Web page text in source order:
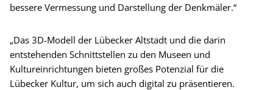
bessere Vermessung und Darstellung der Denkmäler.“
„Das 3D-Modell der Lübecker Altstadt und die darin
entstehenden Schnittstellen zu den Museen und
Kultureinrichtungen bieten großes Potenzial für die
Lübecker Kultur, um sich auch digital zu präsentieren.